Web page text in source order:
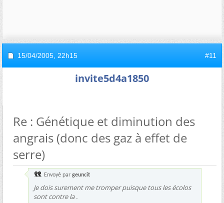
15/04/2005, 22h15 #11
invite5d4a1850
Re : Génétique et diminution des
angrais (donc des gaz à effet de
serre)
Envoyé par geuncit
Je dois surement me tromper puisque tous les écolos
sont contre la .